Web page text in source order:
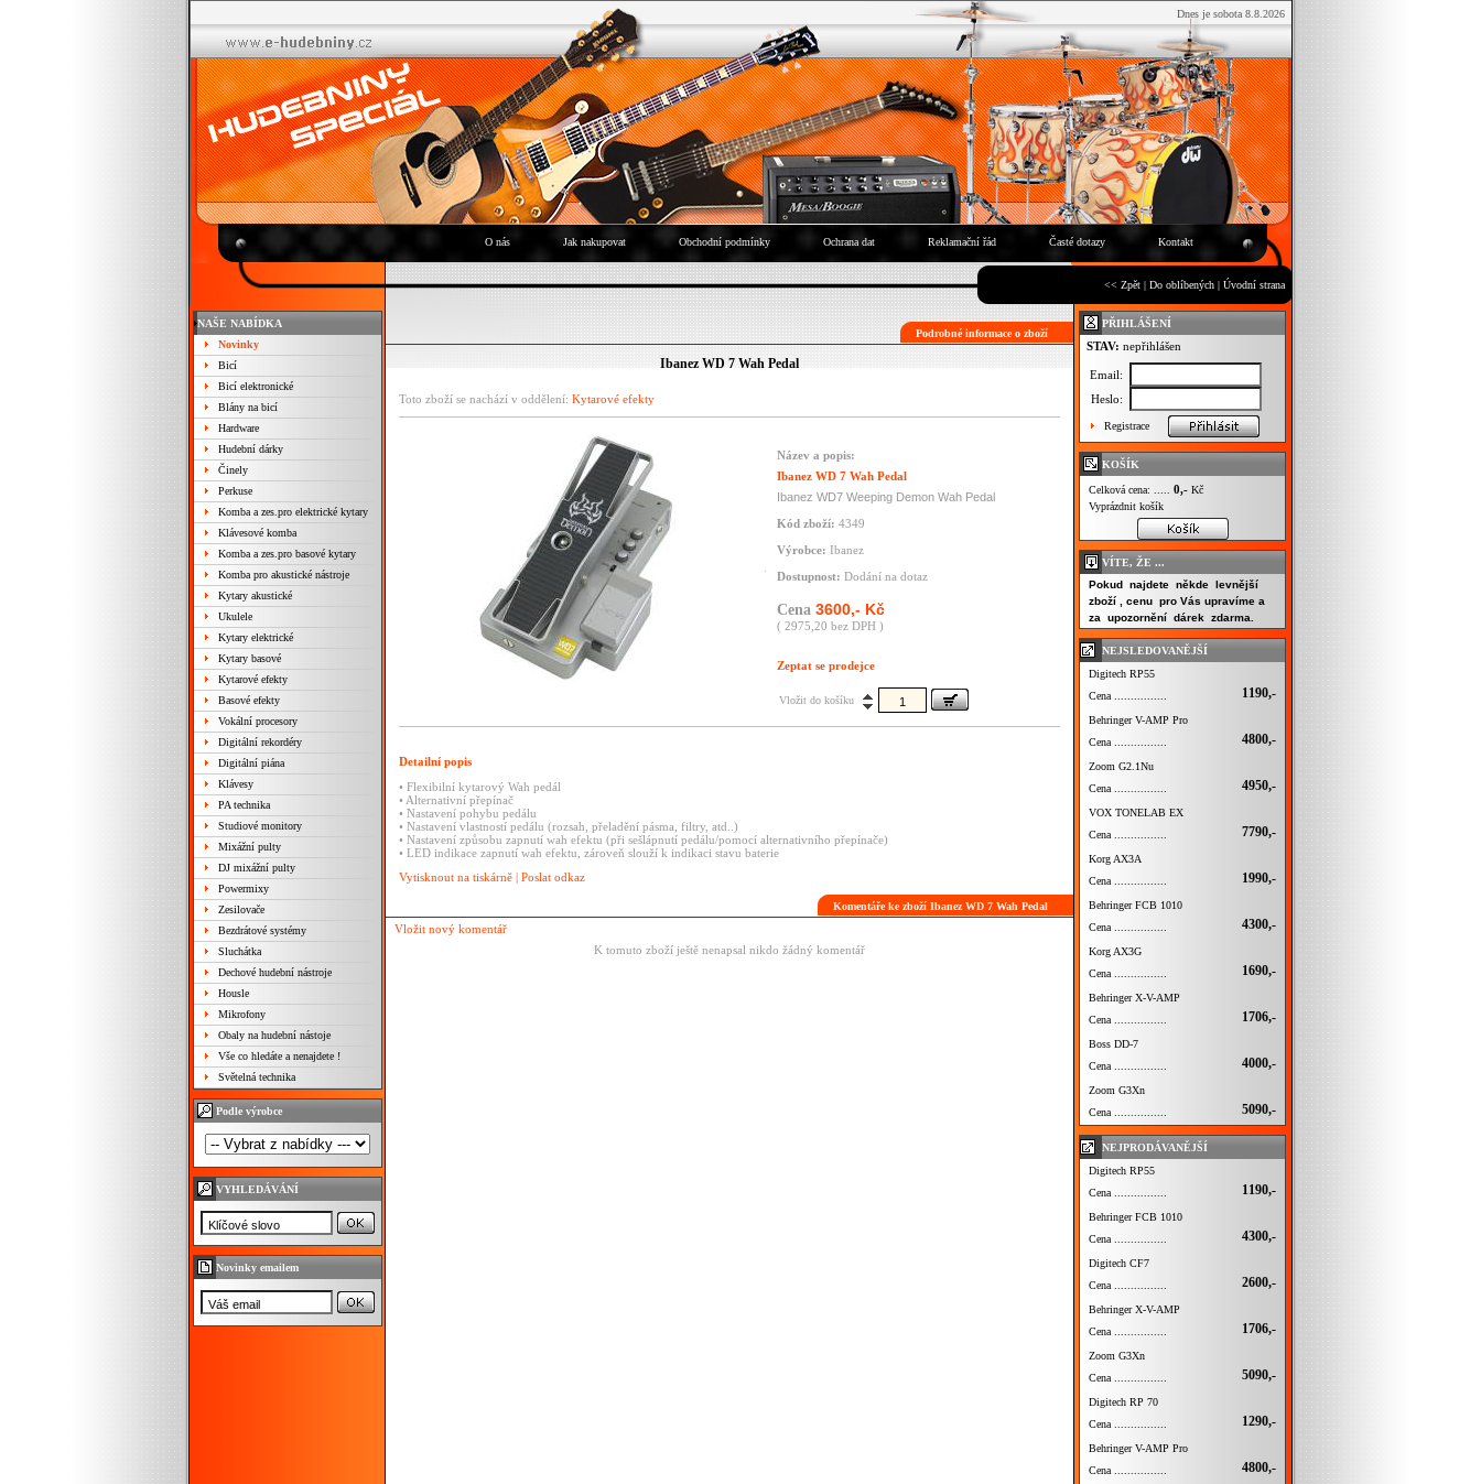
Dnes je sobota 8.8.2026
O nás Jak nakupovat Obchodní podmínky Ochrana dat Reklamační řád Časté dotazy Kontakt
<< Zpět | Do oblíbených | Úvodní strana
NAŠE NABÍDKA
Novinky
Bicí
Bicí elektronické
Blány na bicí
Hardware
Hudební dárky
Činely
Perkuse
Komba a zes.pro elektrické kytary
Klávesové komba
Komba a zes.pro basové kytary
Komba pro akustické nástroje
Kytary akustické
Ukulele
Kytary elektrické
Kytary basové
Kytarové efekty
Basové efekty
Vokální procesory
Digitální rekordéry
Digitální piána
Klávesy
PA technika
Studiové monitory
Mixážní pulty
DJ mixážní pulty
Powermixy
Zesilovače
Bezdrátové systémy
Sluchátka
Dechové hudební nástroje
Housle
Mikrofony
Obaly na hudební nástoje
Vše co hledáte a nenajdete !
Světelná technika
Podle výrobce
VYHLEDÁVÁNÍ
Novinky emailem
Podrobné informace o zboží
Ibanez WD 7 Wah Pedal
Toto zboží se nachází v oddělení: Kytarové efekty
Název a popis:
Ibanez WD 7 Wah Pedal
Ibanez WD7 Weeping Demon Wah Pedal
Kód zboží: 4349
Výrobce: Ibanez
Dostupnost: Dodání na dotaz
Cena 3600,- Kč
( 2975,20 bez DPH )
Zeptat se prodejce
Vložit do košíku
Detailní popis
• Flexibilní kytarový Wah pedál
• Alternativní přepínač
• Nastavení pohybu pedálu
• Nastavení vlastností pedálu (rozsah, přeladění pásma, filtry, atd..)
• Nastavení způsobu zapnutí wah efektu (při sešlápnutí pedálu/pomocí alternativního přepínače)
• LED indikace zapnutí wah efektu, zároveň slouží k indikaci stavu baterie
Vytisknout na tiskárně | Poslat odkaz
Komentáře ke zboží Ibanez WD 7 Wah Pedal
Vložit nový komentář
K tomuto zboží ještě nenapsal nikdo žádný komentář
PŘIHLÁŠENÍ
STAV: nepřihlášen
Email:
Heslo:
Registrace
KOŠÍK
Celková cena: ..... 0,- Kč
Vyprázdnit košík
VÍTE, ŽE ...
Pokud najdete někde levnější
zboží , cenu pro Vás upravíme a
za upozornění dárek zdarma.
NEJSLEDOVANĚJŠÍ
Digitech RP55
Cena ................
1190,-
Behringer V-AMP Pro
Cena ................
4800,-
Zoom G2.1Nu
Cena ................
4950,-
VOX TONELAB EX
Cena ................
7790,-
Korg AX3A
Cena ................
1990,-
Behringer FCB 1010
Cena ................
4300,-
Korg AX3G
Cena ................
1690,-
Behringer X-V-AMP
Cena ................
1706,-
Boss DD-7
Cena ................
4000,-
Zoom G3Xn
Cena ................
5090,-
NEJPRODÁVANĚJŠÍ
Digitech RP55
Cena ................
1190,-
Behringer FCB 1010
Cena ................
4300,-
Digitech CF7
Cena ................
2600,-
Behringer X-V-AMP
Cena ................
1706,-
Zoom G3Xn
Cena ................
5090,-
Digitech RP 70
Cena ................
1290,-
Behringer V-AMP Pro
Cena ................
4800,-